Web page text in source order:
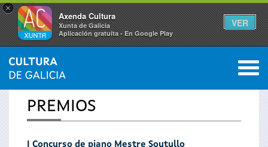
×
Axenda Cultura
Xunta de Galicia
Aplicación gratuíta - En Google Play
VER
Vostede
está
INICIO 0
PREMIOS
I Concurso de piano Mestre Soutullo